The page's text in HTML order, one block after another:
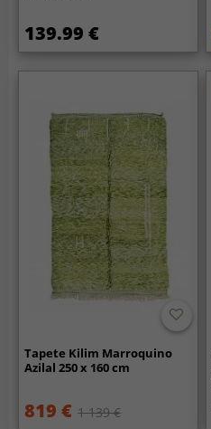
139.99 €
Tapete Kilim Marroquino
Azilal 250 x 160 cm
819 € 1 139 €